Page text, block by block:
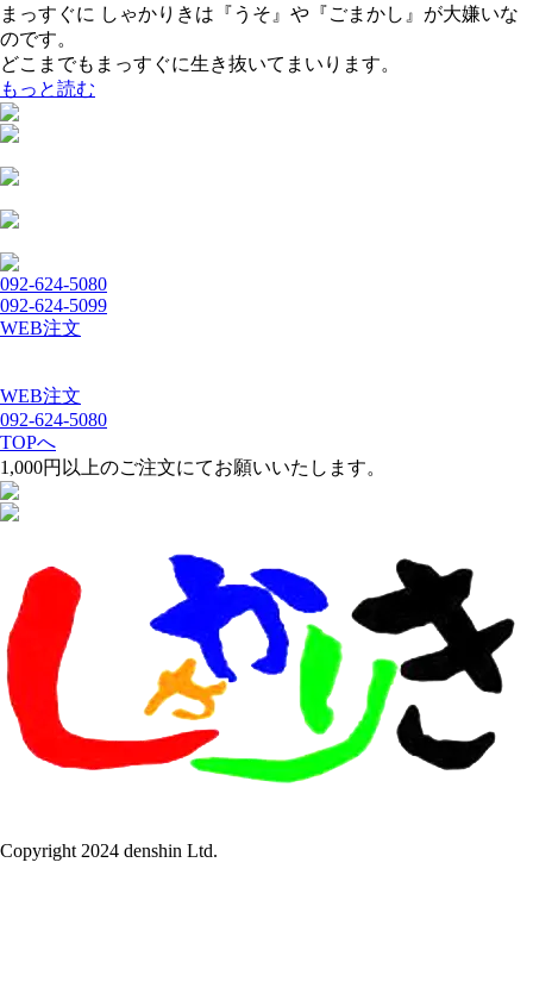
まっすぐに しゃかりきは『うそ』や『ごまかし』が大嫌いな
のです。
どこまでもまっすぐに生き抜いてまいります。
もっと読む
092-624-5080
092-624-5099
WEB注文
WEB注文
092-624-5080
TOPへ
1,000円以上のご注文にてお願いいたします。
Copyright 2024 denshin Ltd.